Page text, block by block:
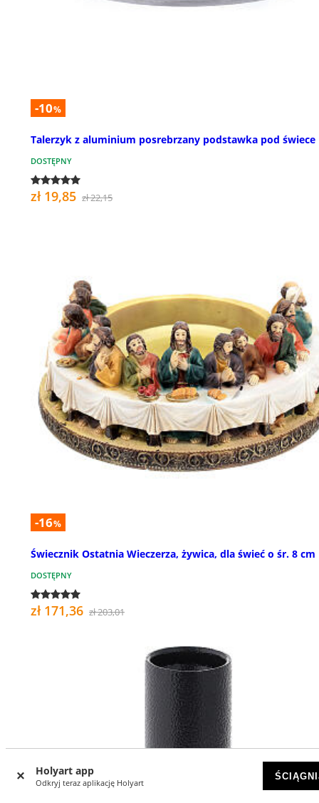
Holyart app
Odkryj teraz aplikację Holyart
-10%
Talerzyk z aluminium posrebrzany podstawka pod świece
DOSTĘPNY
zł 19,85 zł 22,15
-16%
Świecznik Ostatnia Wieczerza, żywica, dla świeć o śr. 8 cm
DOSTĘPNY
zł 171,36 zł 203,01